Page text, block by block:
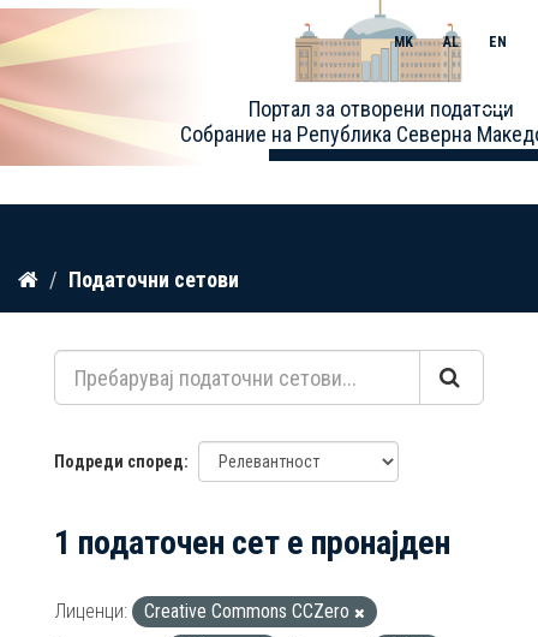
Прескокнете
содржина
Портал за отворени податоци
Собрание на Република Северна
MK AL EN
Toggle
Податочни сетови
Подреди според
1 податочен сет е пронајден
Лиценци:
Creative Commons CCZero